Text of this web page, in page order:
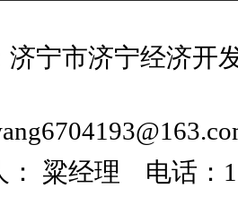
济宁市济宁经济开
路
： 粱经理 电话：